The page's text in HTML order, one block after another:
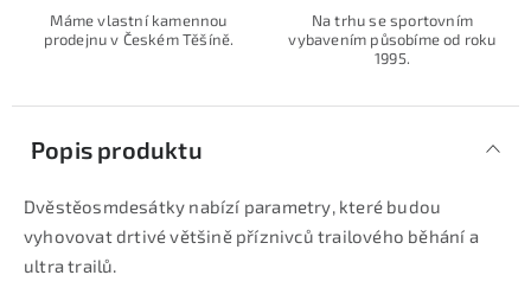
Máme vlastní kamennou
prodejnu v Českém Těšíně.
Na trhu se sportovním
vybavením působíme od roku
1995.
Popis produktu
Dvěstěosmdesátky nabízí parametry, které budou
vyhovovat drtivé většině příznivců trailového běhání a
ultra trailů.